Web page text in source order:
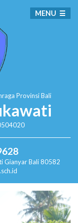
Provinsi Bali
Gianyar Bali 80582
MENU